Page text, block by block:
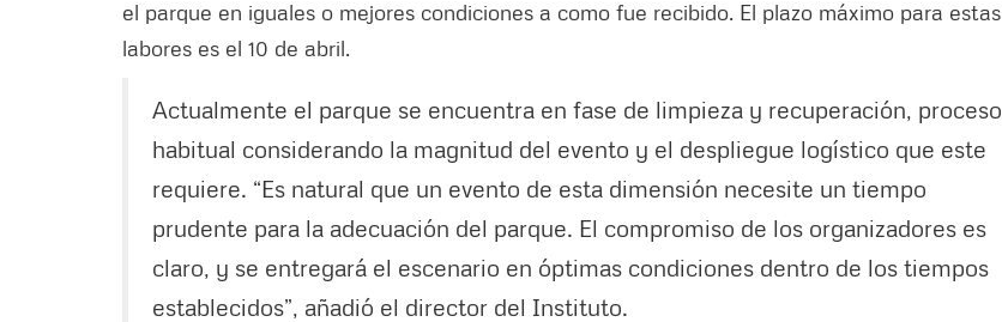
el parque en iguales o mejores condiciones a como fue recibido. El plazo máximo para estas
labores es el 10 de abril.
Actualmente el parque se encuentra en fase de limpieza y recuperación, proceso
habitual considerando la magnitud del evento y el despliegue logístico que este
requiere. “Es natural que un evento de esta dimensión necesite un tiempo
prudente para la adecuación del parque. El compromiso de los organizadores es
claro, y se entregará el escenario en óptimas condiciones dentro de los tiempos
establecidos”, añadió el director del Instituto.